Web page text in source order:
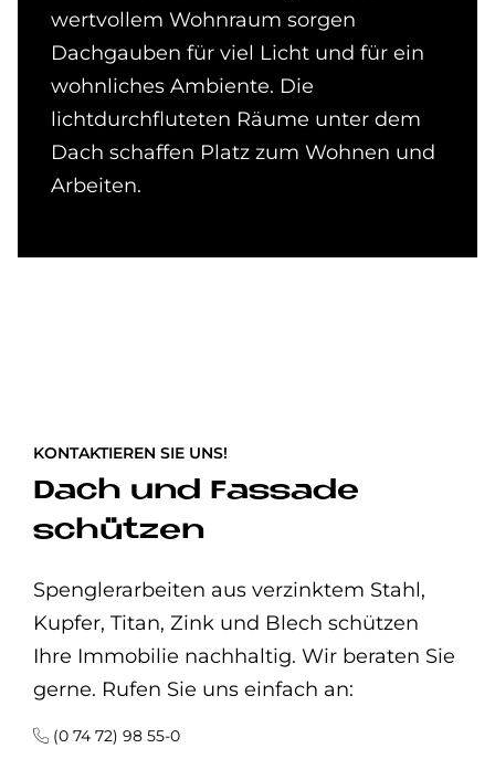
wertvollem Wohnraum sorgen
Dachgauben für viel Licht und für ein
wohnliches Ambiente. Die
lichtdurchfluteten Räume unter dem
Dach schaffen Platz zum Wohnen und
Arbeiten.
KONTAKTIEREN SIE UNS!
Dach und Fas­sa­de
schüt­zen
Spenglerarbeiten aus verzinktem Stahl,
Kupfer, Titan, Zink und Blech schützen
Ihre Immobilie nachhaltig. Wir beraten Sie
gerne. Rufen Sie uns einfach an:
(0 74 72) 98 55-0